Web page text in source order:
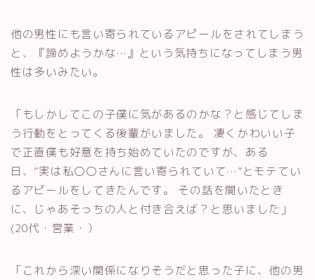
他の男性にも言い寄られているアピールをされてしまう
と、『諦めようかな…』という気持ちになってしまう男
性は多いみたい。
「もしかしてこの子僕に気があるのかな？と感じてしま
う行動をとってくる後輩がいました。 凄くかわいい子
で正直僕も好意を持ち始めていたのですが、ある
日、”実は私〇〇さんに言い寄られていて…”とモテてい
るアピールをしてきたんです。 その話を聞いたとき
に、じゃあそっちの人と付き合えば？と思いました」
(20代・営業・）
「これから深い関係になりそうだと思った子に、他の男